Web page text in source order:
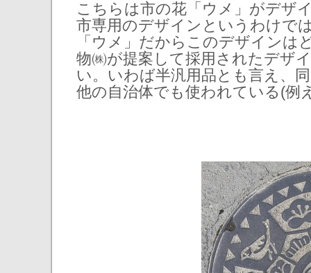
こちらは市の花「ウメ」がデザ
市専用のデザインというわけで
「ウメ」だからこのデザインは
物㈱が提案して採用されたデザ
い。いわば半汎用品とも言え、
他の自治体でも使われている(例